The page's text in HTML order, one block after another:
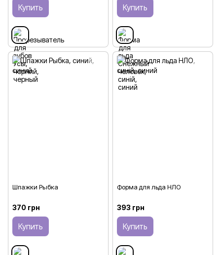
Купить Купить
Шпажки Рыбка
370 грн
Купить
Форма для льда НЛО
393 грн
Купить